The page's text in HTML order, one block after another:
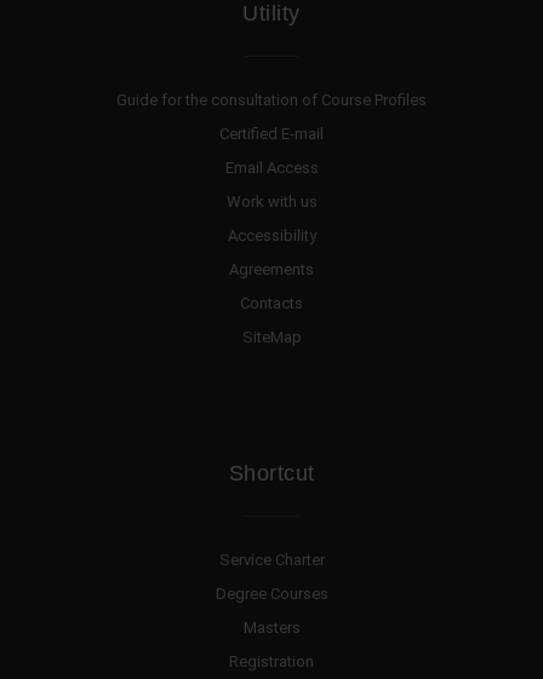
Utility
Guide for the consultation of Course Profiles
Certified E-mail
Email Access
Work with us
Accessibility
Agreements
Contacts
SiteMap
Shortcut
Service Charter
Degree Courses
Masters
Registration